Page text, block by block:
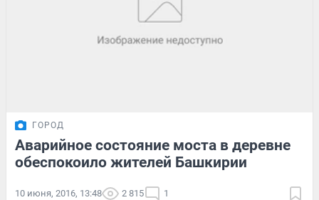
ГОРОД
Аварийное состояние моста в деревне
обеспокоило жителей Башкирии
10 июня, 2016, 13:48 2 815 1